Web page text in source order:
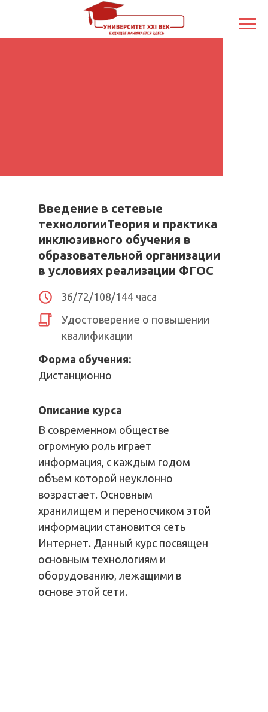
Введение в сетевые
технологииТеория и практика
инклюзивного обучения в
образовательной организации
в условиях реализации ФГОС
Форма обучения:
Дистанционно
Описание курса
В современном обществе
огромную роль играет
информация, с каждым годом
объем которой неуклонно
возрастает. Основным
хранилищем и переносчиком этой
информации становится сеть
Интернет. Данный курс посвящен
основным технологиям и
оборудованию, лежащими в
основе этой сети.
36/72/108/144 часа
Удостоверение о повышении
квалификации